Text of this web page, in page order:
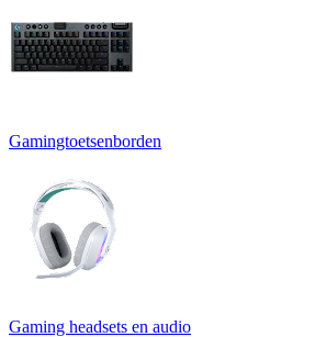
Gamingtoetsenborden
Gaming headsets en audio